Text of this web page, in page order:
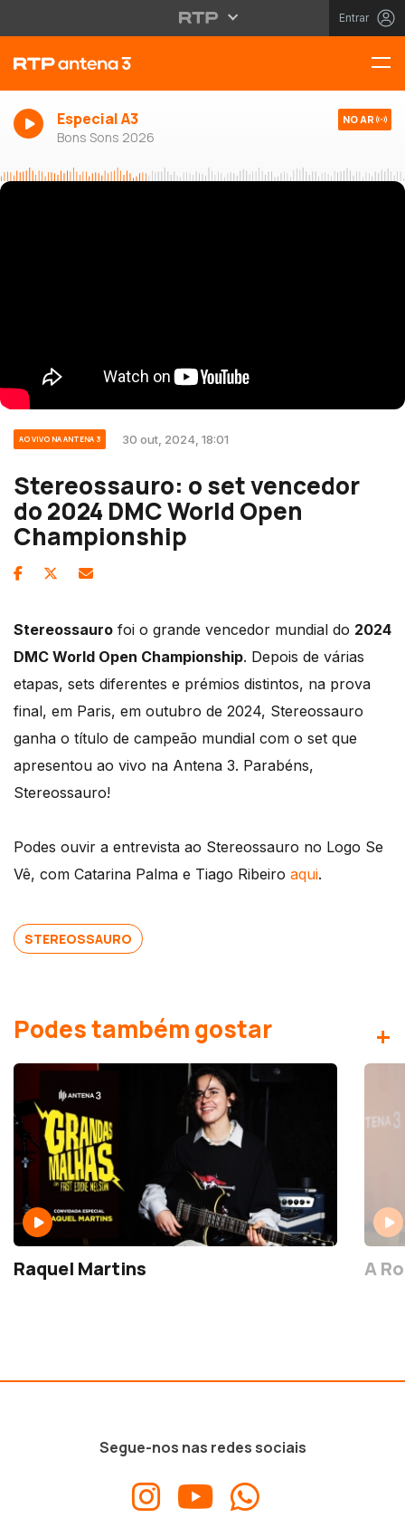
Entrar
Especial A3
Bons Sons 2026
NO AR
AO VIVO NA ANTENA 3 30 out, 2024, 18:01
Stereossauro: o set vencedor
do 2024 DMC World Open
Championship
Stereossauro foi o grande vencedor mundial do 2024
DMC World Open Championship. Depois de várias
etapas, sets diferentes e prémios distintos, na prova
final, em Paris, em outubro de 2024, Stereossauro
ganha o título de campeão mundial com o set que
apresentou ao vivo na Antena 3. Parabéns,
Stereossauro!
Podes ouvir a entrevista ao Stereossauro no Logo Se
Vê, com Catarina Palma e Tiago Ribeiro aqui.
STEREOSSAURO
Podes também gostar +
Raquel Martins A
Segue-nos nas redes sociais